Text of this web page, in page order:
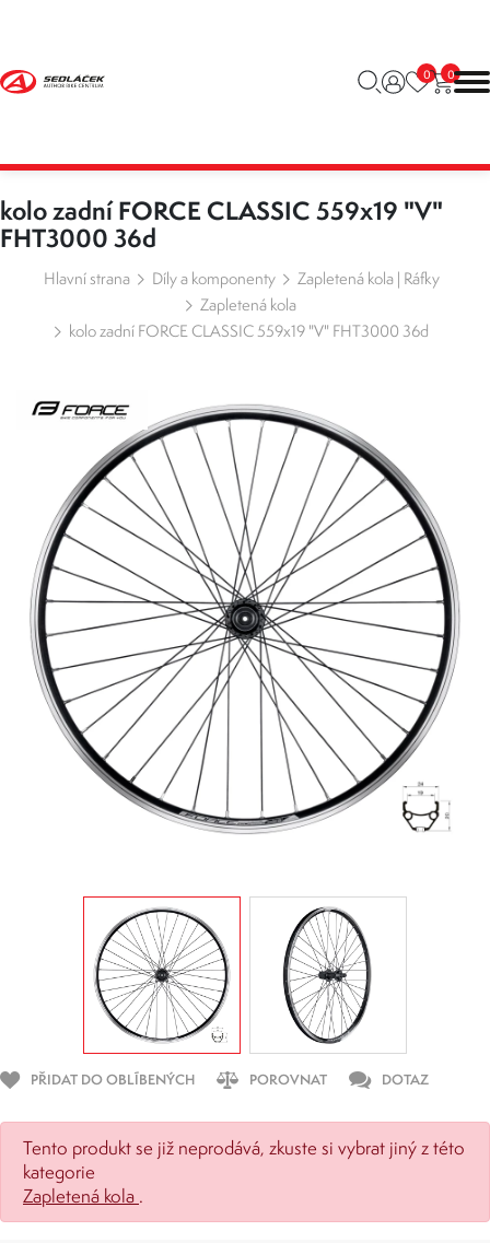
0 0
kolo zadní FORCE CLASSIC 559x19 "V"
FHT3000 36d
Hlavní strana Díly a komponenty
Zapletená kola | Ráfky
Zapletená kola
kolo zadní FORCE CLASSIC 559x19 "V" FHT3000 36d
PŘIDAT DO OBLÍBENÝCH POROVNAT DOTAZ
Tento produkt se již neprodává, zkuste si vybrat jiný z této
kategorie
Zapletená kola .